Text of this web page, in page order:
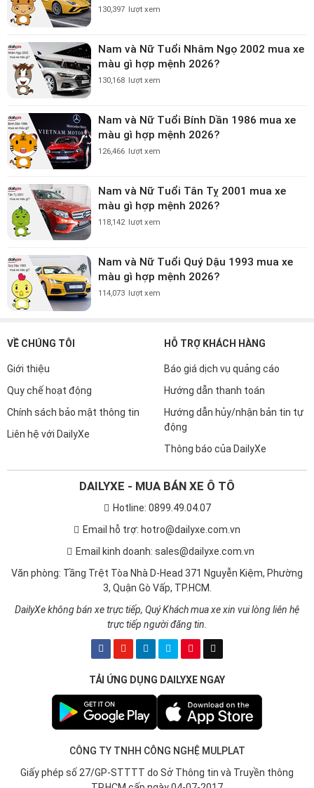
130,397 lượt xem
Nam và Nữ Tuổi Nhâm Ngọ 2002 mua xe
màu gì hợp mệnh 2026?
130,168 lượt xem
Nam và Nữ Tuổi Bính Dần 1986 mua xe
màu gì hợp mệnh 2026?
126,466 lượt xem
Nam và Nữ Tuổi Tân Tỵ 2001 mua xe
màu gì hợp mệnh 2026?
118,142 lượt xem
Nam và Nữ Tuổi Quý Dậu 1993 mua xe
màu gì hợp mệnh 2026?
114,073 lượt xem
VỀ CHÚNG TÔI
Giới thiệu
Quy chế hoạt động
Chính sách bảo mật thông tin
Liên hệ với DailyXe
HỖ TRỢ KHÁCH HÀNG
Báo giá dịch vụ quảng cáo
Hướng dẫn thanh toán
Hướng dẫn hủy/nhận bản tin tự
động
Thông báo của DailyXe
DAILYXE - MUA BÁN XE Ô TÔ
Hotline: 0899.49.04.07
Email hỗ trợ: hotro@dailyxe.com.vn
Email kinh doanh: sales@dailyxe.com.vn
Văn phòng: Tầng Trệt Tòa Nhà D-Head 371 Nguyễn Kiệm, Phường
3, Quận Gò Vấp, TP.HCM.
DailyXe không bán xe trực tiếp, Quý Khách mua xe xin vui lòng liên hệ
trực tiếp người đăng tin.
TẢI ỨNG DỤNG DAILYXE NGAY
CÔNG TY TNHH CÔNG NGHỆ MULPLAT
Giấy phép số 27/GP-STTTT do Sở Thông tin và Truyền thông